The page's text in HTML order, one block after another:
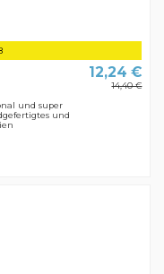
12,24 €
14,40 €
und super
und